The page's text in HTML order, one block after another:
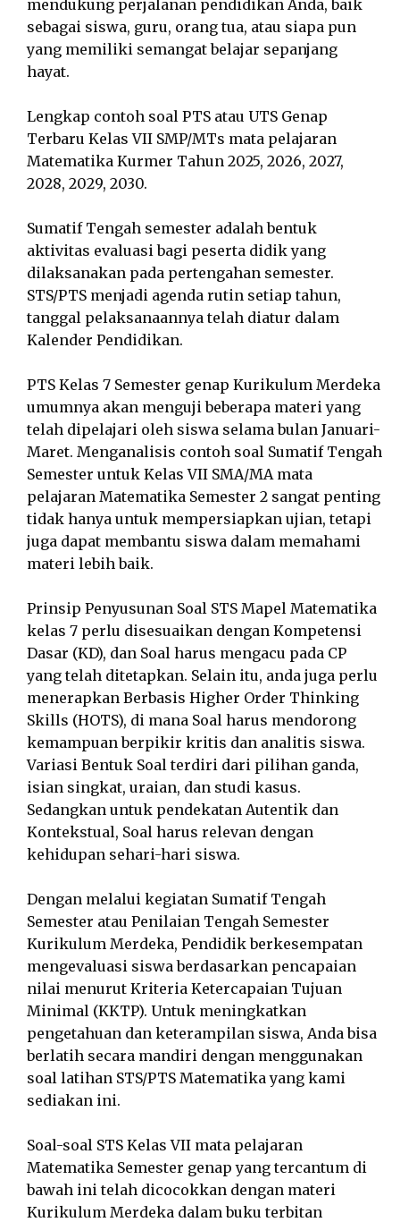
mendukung perjalanan pendidikan Anda, baik
sebagai siswa, guru, orang tua, atau siapa pun
yang memiliki semangat belajar sepanjang
hayat.
Lengkap contoh soal PTS atau UTS Genap
Terbaru Kelas VII SMP/MTs mata pelajaran
Matematika Kurmer Tahun 2025, 2026, 2027,
2028, 2029, 2030.
Sumatif Tengah semester adalah bentuk
aktivitas evaluasi bagi peserta didik yang
dilaksanakan pada pertengahan semester.
STS/PTS menjadi agenda rutin setiap tahun,
tanggal pelaksanaannya telah diatur dalam
Kalender Pendidikan.
PTS Kelas 7 Semester genap Kurikulum Merdeka
umumnya akan menguji beberapa materi yang
telah dipelajari oleh siswa selama bulan Januari-
Maret. Menganalisis contoh soal Sumatif Tengah
Semester untuk Kelas VII SMA/MA mata
pelajaran Matematika Semester 2 sangat penting
tidak hanya untuk mempersiapkan ujian, tetapi
juga dapat membantu siswa dalam memahami
materi lebih baik.
Prinsip Penyusunan Soal STS Mapel Matematika
kelas 7 perlu disesuaikan dengan Kompetensi
Dasar (KD), dan Soal harus mengacu pada CP
yang telah ditetapkan. Selain itu, anda juga perlu
menerapkan Berbasis Higher Order Thinking
Skills (HOTS), di mana Soal harus mendorong
kemampuan berpikir kritis dan analitis siswa.
Variasi Bentuk Soal terdiri dari pilihan ganda,
isian singkat, uraian, dan studi kasus.
Sedangkan untuk pendekatan Autentik dan
Kontekstual, Soal harus relevan dengan
kehidupan sehari-hari siswa.
Dengan melalui kegiatan Sumatif Tengah
Semester atau Penilaian Tengah Semester
Kurikulum Merdeka, Pendidik berkesempatan
mengevaluasi siswa berdasarkan pencapaian
nilai menurut Kriteria Ketercapaian Tujuan
Minimal (KKTP). Untuk meningkatkan
pengetahuan dan keterampilan siswa, Anda bisa
berlatih secara mandiri dengan menggunakan
soal latihan STS/PTS Matematika yang kami
sediakan ini.
Soal-soal STS Kelas VII mata pelajaran
Matematika Semester genap yang tercantum di
bawah ini telah dicocokkan dengan materi
Kurikulum Merdeka dalam buku terbitan